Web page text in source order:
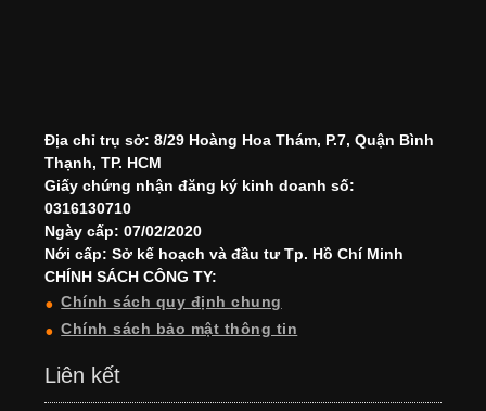
Địa chỉ trụ sở: 8/29 Hoàng Hoa Thám, P.7, Quận Bình
Thạnh, TP. HCM
Giấy chứng nhận đăng ký kinh doanh số:
0316130710
Ngày cấp: 07/02/2020
Nới cấp: Sở kế hoạch và đầu tư Tp. Hồ Chí Minh
CHÍNH SÁCH CÔNG TY:
Chính sách quy định chung
Chính sách bảo mật thông tin
Liên kết